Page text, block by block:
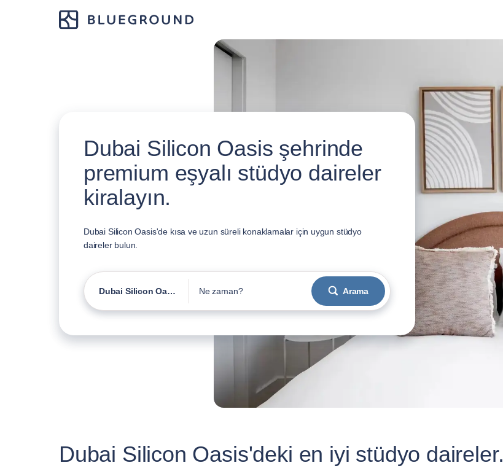
Dubai Silicon Oasis şehrinde
premium eşyalı stüdyo daireler
kiralayın.
Dubai Silicon Oasis'de kısa ve uzun süreli konaklamalar için uygun stüdyo
daireler bulun.
Dubai Silicon Oasis Ne zaman? Arama
Dubai Silicon Oasis'deki en iyi stüdyo daireler.